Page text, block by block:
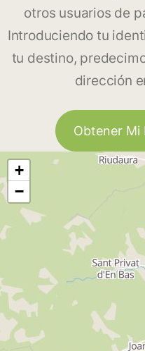
otros usuarios de
Introduciendo tu
tu destino,
dirección
Obtener Mi
+
−